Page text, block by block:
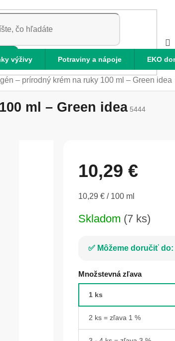
výživy Potraviny a nápoje EKO
– prírodný krém na ruky 100 ml – Green idea
ml – Green idea 5444
10,29 €
Jednotková
10,29 € / 100 ml
Skladom (7 ks)
Môžeme doručiť do:
Množstevná zľava
1 ks
2 ks = zľava 1 %